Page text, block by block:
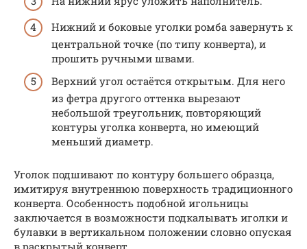
Нижний и боковые уголки ромба завернуть к
центральной точке (по типу конверта), и
прошить ручными швами.
Верхний угол остаётся открытым. Для него
из фетра другого оттенка вырезают
небольшой треугольник, повторяющий
контуры уголка конверта, но имеющий
меньший диаметр.
Уголок подшивают по контуру большего образца,
имитируя внутреннюю поверхность традиционного
конверта. Особенность подобной игольницы
заключается в возможности подкалывать иголки и
булавки в вертикальном положении словно опуская
в раскрытый конверт.